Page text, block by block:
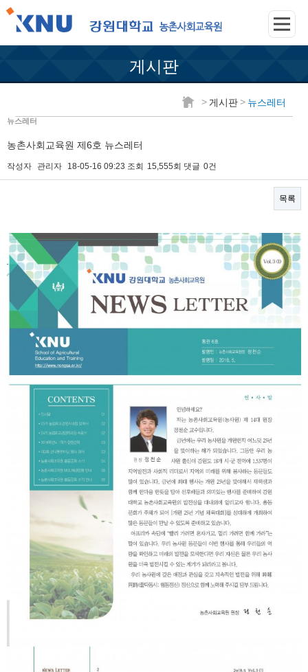
게시판
> 게시판 > 뉴스레터
뉴스레터
농촌사회교육원 제6호 뉴스레터
작성자 관리자 18-05-16 09:23 조회 15,555회 댓글 0건
목록